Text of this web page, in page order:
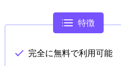
特徴
完全に無料で利用可能